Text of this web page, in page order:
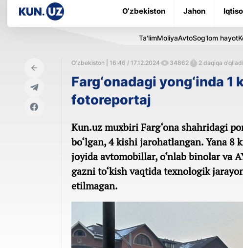
O‘zbekiston Jahon
Ta'limMoliyaAvtoSog'lom hayot
O‘zbekiston | 16:46 / 17.12.2024 34862 2 daqiqa o‘qiladi
Farg‘onadagi yong‘inda
fotoreportaj
Kun.uz muxbiri Farg‘ona shahridagi
bo‘lgan, 4 kishi jarohatlangan. Yana
joyida avtomobillar, o‘nlab binolar va
gazni to‘kish vaqtida texnologik
etilmagan.